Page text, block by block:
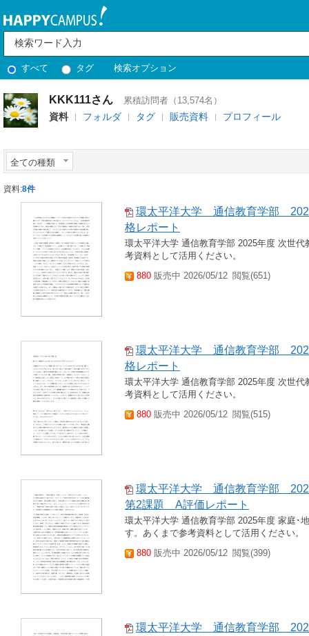
すべて タグ 検索オプション
KKK111さん 累積訪問者（13,574名）
資料 フォルダ タグ 販売資料 プロフィール
全ての種類
資料:8件
環太平洋大学 通信教育学部
格レポート
環太平洋大学 通信教育学部 2025年度 次世
考資料として活用ください。
880 販売中 2026/05/12 閲覧(651)
環太平洋大学 通信教育学部
格レポート
環太平洋大学 通信教育学部 2025年度 次世
考資料として活用ください。
880 販売中 2026/05/12 閲覧(515)
環太平洋大学 通信教育学部
第2課題 A評価レポート
環太平洋大学 通信教育学部 2025年度 家庭･
す。あくまで参考資料として活用ください。
880 販売中 2026/05/12 閲覧(399)
環太平洋大学 通信教育学部